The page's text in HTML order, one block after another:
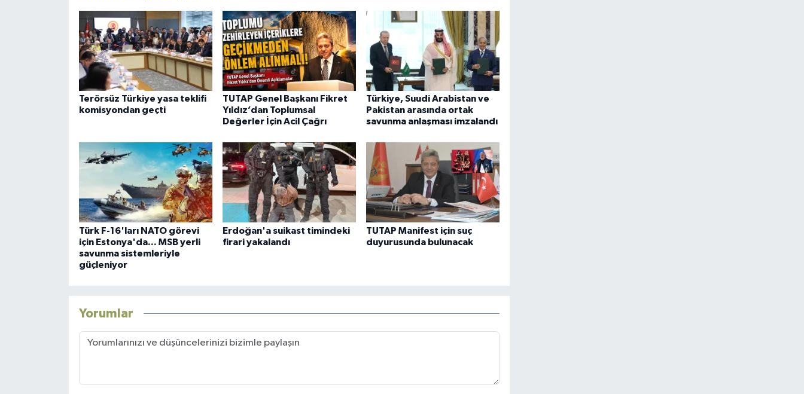
Terörsüz Türkiye yasa teklifi
komisyondan geçti
TUTAP Genel Başkanı Fikret
Yıldız’dan Toplumsal
Değerler İçin Acil Çağrı
Türkiye, Suudi Arabistan ve
Pakistan arasında ortak
savunma anlaşması imzalandı
Türk F-16'ları NATO görevi
için Estonya'da... MSB yerli
savunma sistemleriyle
güçleniyor
Erdoğan'a suikast timindeki
firari yakalandı
TUTAP Manifest için suç
duyurusunda bulunacak
Yorumlar